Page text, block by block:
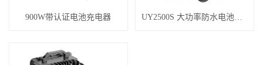
900W带认证电池充电器